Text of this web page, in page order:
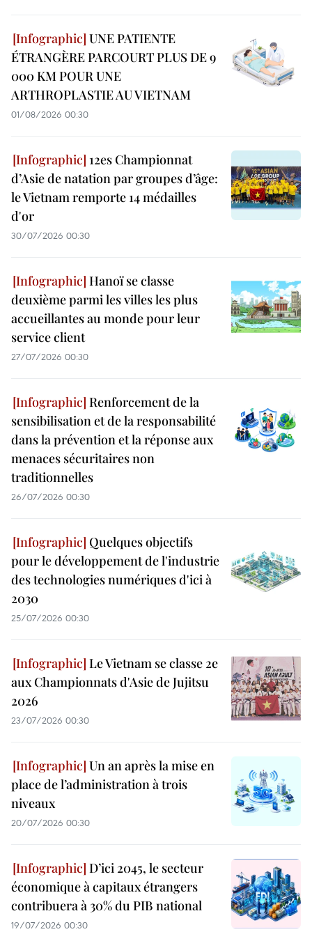
UNE PATIENTE
ÉTRANGÈRE PARCOURT PLUS DE 9
000 KM POUR UNE
ARTHROPLASTIE AU VIETNAM
01/08/2026 00:30
12es Championnat
d’Asie de natation par groupes d’âge:
le Vietnam remporte 14 médailles
d'or
30/07/2026 00:30
Hanoï se classe
deuxième parmi les villes les plus
accueillantes au monde pour leur
service client
27/07/2026 00:30
Renforcement de la
sensibilisation et de la responsabilité
dans la prévention et la réponse aux
menaces sécuritaires non
traditionnelles
26/07/2026 00:30
Quelques objectifs
pour le développement de l'industrie
des technologies numériques d'ici à
2030
25/07/2026 00:30
Le Vietnam se classe 2e
aux Championnats d'Asie de Jujitsu
2026
23/07/2026 00:30
Un an après la mise en
place de l’administration à trois
niveaux
20/07/2026 00:30
D’ici 2045, le secteur
économique à capitaux étrangers
contribuera à 30% du PIB national
19/07/2026 00:30